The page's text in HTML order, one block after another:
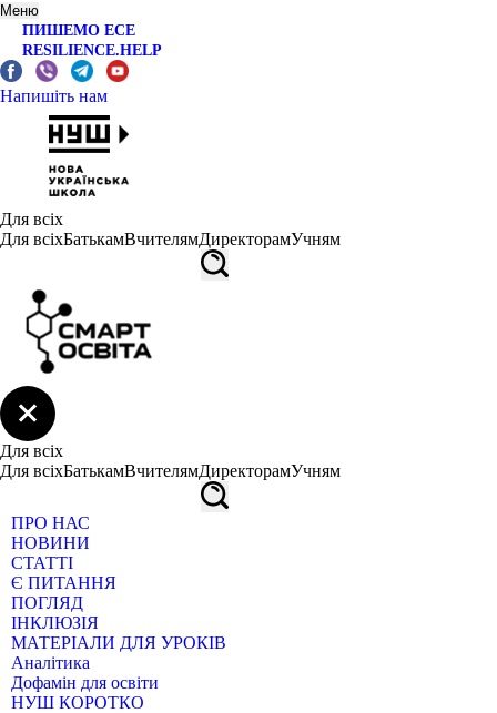
Меню
ПИШЕМО ЕСЕ
RESILIENCE.HELP
Напишіть нам
Для всіх
Для всіхБатькамВчителямДиректорамУчням
Для всіх
Для всіхБатькамВчителямДиректорамУчням
ПРО НАС
НОВИНИ
СТАТТІ
Є ПИТАННЯ
ПОГЛЯД
ІНКЛЮЗІЯ
МАТЕРІАЛИ ДЛЯ УРОКІВ
Аналітика
Дофамін для освіти
НУШ КОРОТКО